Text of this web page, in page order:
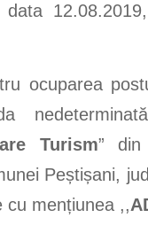
ocuparea
Turism” din
Peștișani,
cu mențiunea ,,